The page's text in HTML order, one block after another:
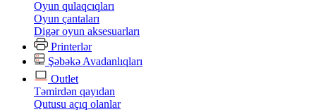
Oyun qulaqcıqları
Oyun çantaları
Digər oyun aksesuarları
Printerlər
Şəbəkə Avadanlıqları
Outlet
Təmirdən qayıdan
Qutusu açıq olanlar